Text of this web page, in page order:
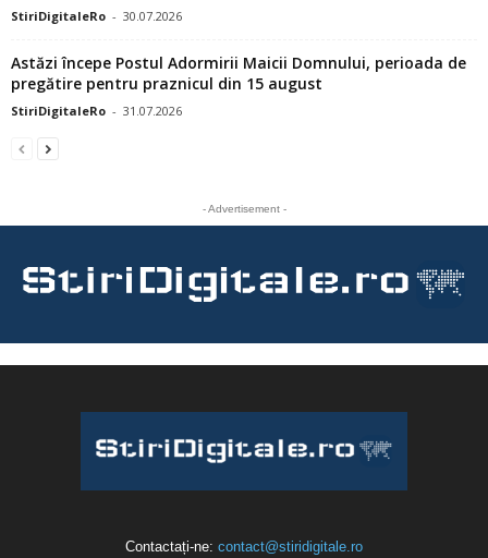
StiriDigitaleRo - 30.07.2026
Astăzi începe Postul Adormirii Maicii Domnului, perioada de
pregătire pentru praznicul din 15 august
StiriDigitaleRo - 31.07.2026
- Advertisement -
Contactați-ne: contact@stiridigitale.ro